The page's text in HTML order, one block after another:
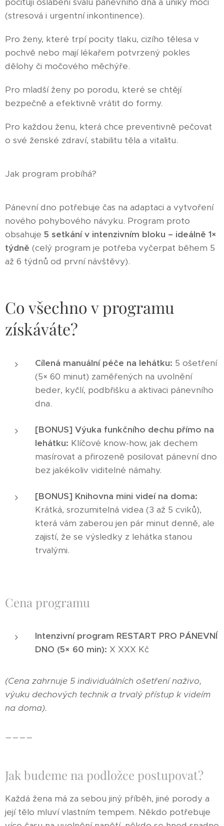
(stresová i urgentní inkontinence).
Pro ženy, které trpí pocity tlaku, cizího tělesa v
pochvě nebo mají lékařem potvrzený pokles
dělohy či močového měchýře.
Pro mladší ženy po porodu, které se chtějí
bezpečně a efektivně vrátit do formy.
Pro každou ženu, která chce preventivně pečovat
o své ženské zdraví, stabilitu těla a vitalitu.
Jak program probíhá?
Pánevní dno potřebuje čas na adaptaci a vytvoření
nového pohybového návyku. Program proto
obsahuje 5 setkání v intenzivním bloku – ideálně 1×
týdně (celý program je potřeba vyčerpat během 5
až 6 týdnů od první návštěvy).
Co všechno v programu
získáváte?
Cílená manuální péče na lehátku: 5 ošetření
(5× 60 minut) zaměřených na uvolnění
beder, kyčlí, podbřišku a aktivaci pánevního
dna.
[BONUS] Výuka funkčního dechu přímo na
lehátku: Klíčové know-how, jak dechem
masírovat a přirozeně posilovat pánevní dno
bez jakékoliv viditelné námahy.
[BONUS] Knihovna mini videí na doma:
Krátká, srozumitelná videa (3 až 5 cviků),
která vám zaberou jen pár minut denně, ale
zajistí, že se výsledky z lehátka stanou
trvalými.
Cena programu
Intenzivní program RESTART PRO PÁNEVNÍ
DNO (5× 60 min): X XXX Kč
(Cena zahrnuje 5 individuálních ošetření naživo,
výuku dechových technik a trvalý přístup k videím
na doma).
----
Jak budeme na podložce postupovat?
Každá žena má za sebou jiný příběh, jiné porody a
její tělo mluví vlastním tempem. Někdo potřebuje